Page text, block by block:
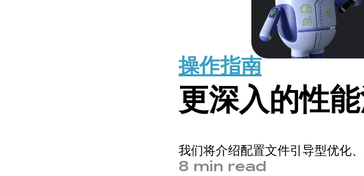
操作指南
更深入的性
我们将介绍配置文件引导型优化
8 min read